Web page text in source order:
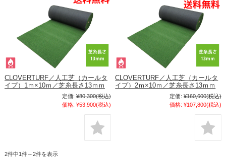
CLOVERTURF／人工芝（カールタ
イプ）1ｍ×10ｍ／芝糸長さ13ｍｍ
定価: ¥80,300(税込)
価格: ¥53,900(税込)
CLOVERTURF／人工芝（カールタ
イプ）2ｍ×10ｍ／芝糸長さ13ｍｍ
定価: ¥160,600(税込)
価格: ¥107,800(税込)
2件中1件～2件を表示